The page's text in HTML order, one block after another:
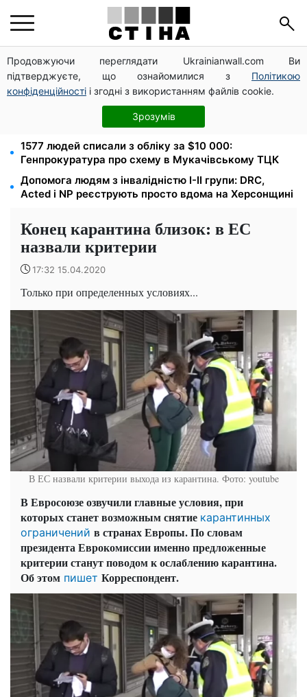
Продовжуючи переглядати Ukrainianwall.com Ви
підтверджуєте, що ознайомилися з Політикою
конфіденційності і згодні з використанням файлів cookie.
Зрозумів
Федоров звільнений і без бронювання: Камельчук
пропонує ексміністру мобілізацію на загальних
умовах
Звільнені з полону безплатно відновлять
посвідчення водія: умови від МВС
1577 людей списали з обліку за $10 000:
Генпрокуратура про схему в Мукачівському ТЦК
Допомога людям з інвалідністю I-II групи: DRC,
Acted і NP реєструють просто вдома на Херсонщині
Конец карантина близок: в ЕС
назвали критерии
17:32 15.04.2020
Только при определенных условиях...
В ЕС назвали критерии выхода из карантина. Фото: youtube
В Евросоюзе озвучили главные условия, при
которых станет возможным снятие карантинных
ограничений в странах Европы. По словам
президента Еврокомиссии именно предложенные
критерии станут поводом к ослаблению карантина.
Об этом пишет Корреспондент.